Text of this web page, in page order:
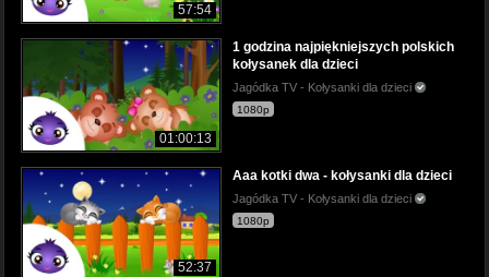
57:54
01:00:13
1 godzina najpiękniejszych polskich
kołysanek dla dzieci
Jagódka TV - Kołysanki dla dzieci
1080p
52:37
Aaa kotki dwa - kołysanki dla dzieci
Jagódka TV - Kołysanki dla dzieci
1080p